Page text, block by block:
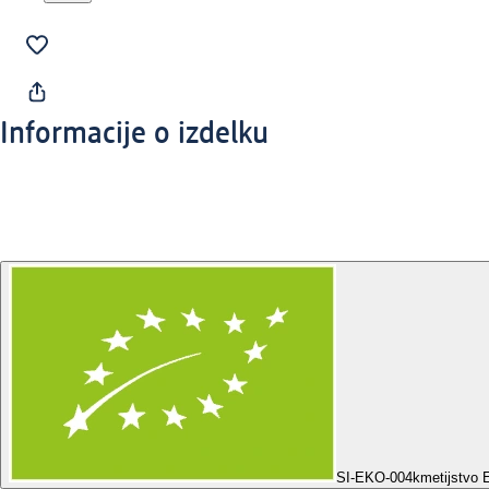
Informacije o izdelku
SI-EKO-004kmetijstvo